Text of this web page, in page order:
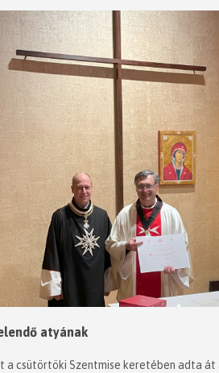
atyának
a csütörtöki Szentmise keretében adta